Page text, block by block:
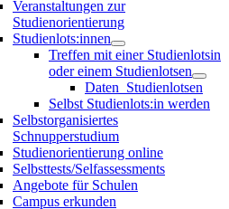
Veranstaltungen zur
Studienorientierung
Studienlots:innen
Treffen mit einer Studienlotsin
oder einem Studienlotsen
Daten_Studienlotsen
Selbst Studienlots:in werden
Selbstorganisiertes
Schnupperstudium
Studienorientierung online
Selbsttests/Selfassessments
Angebote für Schulen
Campus erkunden